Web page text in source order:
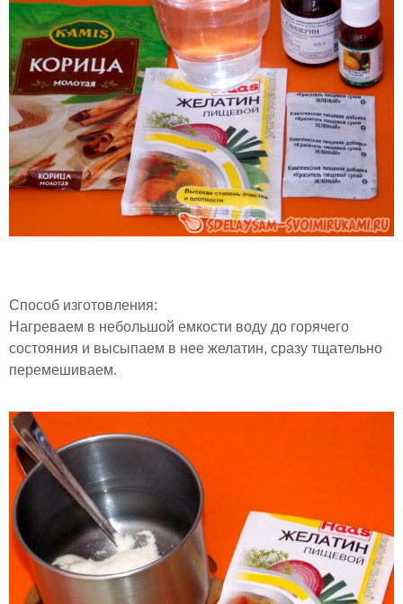
Способ изготовления:
Нагреваем в небольшой емкости воду до горячего
состояния и высыпаем в нее желатин, сразу тщательно
перемешиваем.